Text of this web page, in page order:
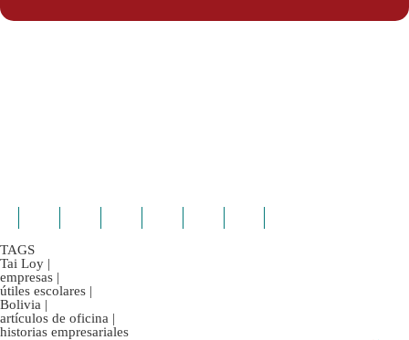
TAGS
Tai Loy |
empresas |
útiles escolares |
Bolivia |
artículos de oficina |
historias empresariales